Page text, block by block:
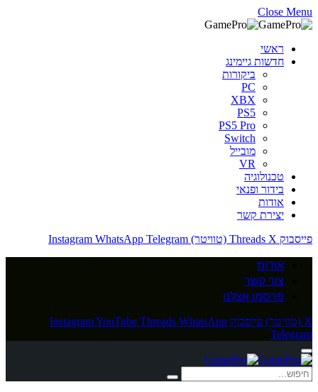
Close Menu
ראשי
חדשות גיימינג
ביקורות
PC
XBX
PS5
PS5 Pro
Switch
מובייל
VR
טכנולוגיה
בידור ופנאי
אודות
יצירת קשר
פייסבוק
Threads X (טוויטר) Instagram WhatsApp Telegram
אודות
צור קשר
פרסמו אצלנו
X (טוויטר) פייסבוק InstagramYouTube Threads WhatsApp
Telegram